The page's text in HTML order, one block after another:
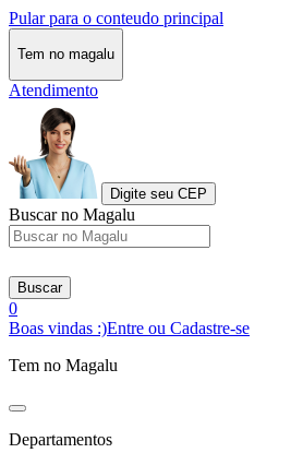
Pular para o conteudo principal
Tem no magalu
Atendimento
Digite seu CEP
Buscar no Magalu
Buscar
0
Boas vindas :)Entre ou Cadastre-se
Tem no Magalu
Departamentos